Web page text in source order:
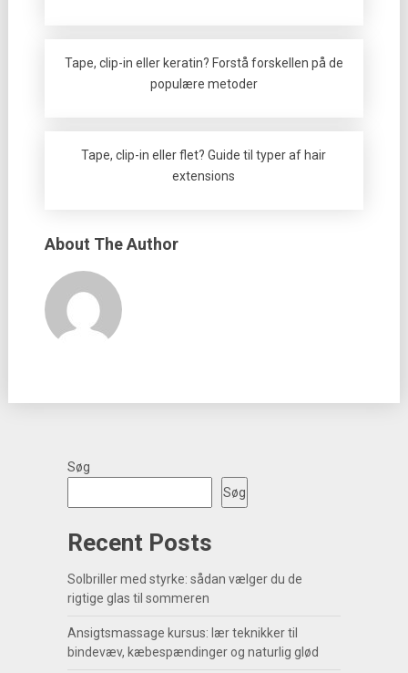
Tape, clip-in eller keratin? Forstå forskellen på de
populære metoder
Tape, clip-in eller flet? Guide til typer af hair
extensions
About The Author
Søg
Søg
Recent Posts
Solbriller med styrke: sådan vælger du de
rigtige glas til sommeren
Ansigtsmassage kursus: lær teknikker til
bindevæv, kæbespændinger og naturlig glød